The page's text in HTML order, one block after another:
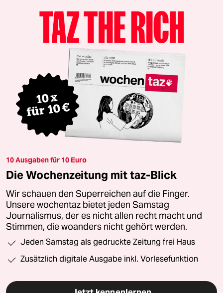
10 Ausgaben für 10 Euro
Die Wochenzeitung mit taz-Blick
Wir schauen den Superreichen auf die Finger.
Unsere wochentaz bietet jeden Samstag
Journalismus, der es nicht allen recht macht und
Stimmen, die woanders nicht gehört werden.
Jeden Samstag als gedruckte Zeitung frei Haus
Zusätzlich digitale Ausgabe inkl. Vorlesefunktion